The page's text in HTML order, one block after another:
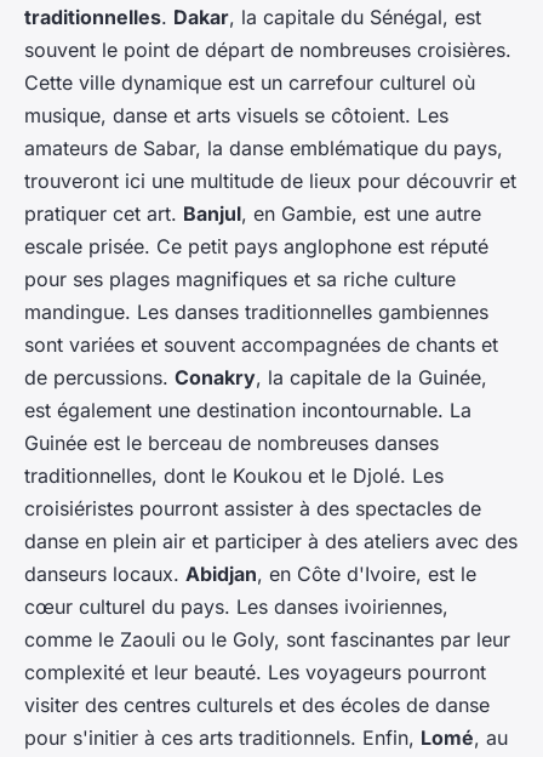
traditionnelles. Dakar, la capitale du Sénégal, est
souvent le point de départ de nombreuses croisières.
Cette ville dynamique est un carrefour culturel où
musique, danse et arts visuels se côtoient. Les
amateurs de Sabar, la danse emblématique du pays,
trouveront ici une multitude de lieux pour découvrir et
pratiquer cet art. Banjul, en Gambie, est une autre
escale prisée. Ce petit pays anglophone est réputé
pour ses plages magnifiques et sa riche culture
mandingue. Les danses traditionnelles gambiennes
sont variées et souvent accompagnées de chants et
de percussions. Conakry, la capitale de la Guinée,
est également une destination incontournable. La
Guinée est le berceau de nombreuses danses
traditionnelles, dont le Koukou et le Djolé. Les
croisiéristes pourront assister à des spectacles de
danse en plein air et participer à des ateliers avec des
danseurs locaux. Abidjan, en Côte d'Ivoire, est le
cœur culturel du pays. Les danses ivoiriennes,
comme le Zaouli ou le Goly, sont fascinantes par leur
complexité et leur beauté. Les voyageurs pourront
visiter des centres culturels et des écoles de danse
pour s'initier à ces arts traditionnels. Enfin, Lomé, au